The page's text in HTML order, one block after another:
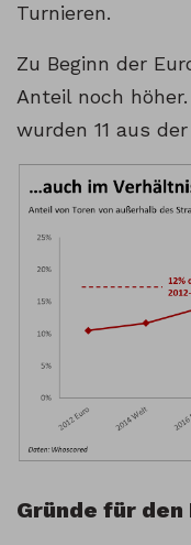
Turnieren.
Zu Beginn der
Anteil noch
wurden 11 aus
Gründe für den